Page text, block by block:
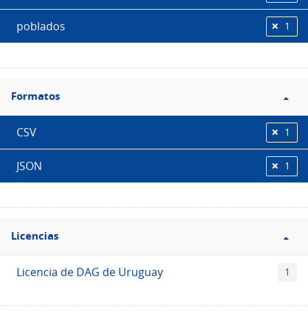
poblados 1
Filtro
Formatos
Formatos
CSV 1
JSON 1
Filtro
Licencias
Licencias
Licencia de DAG de Uruguay 1